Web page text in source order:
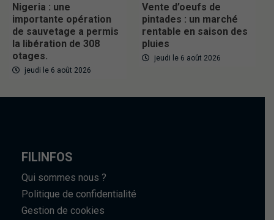
Nigeria : une
importante opération
de sauvetage a permis
la libération de 308
otages.
jeudi le 6 août 2026
Vente d’oeufs de
pintades : un marché
rentable en saison des
pluies
jeudi le 6 août 2026
FILINFOS
Qui sommes nous ?
Politique de confidentialité
Gestion de cookies